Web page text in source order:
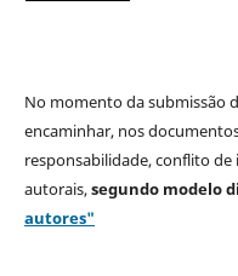
No momento da submissão
encaminhar, nos
responsabilidade, conflito
autorais,segundo modelo
autores"